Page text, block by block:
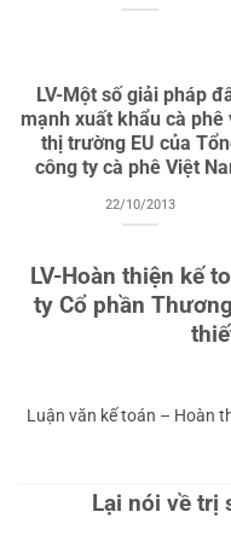
LV-Một số giải pháp
mạnh xuất khẩu cà phê
thị trường EU của
công ty cà phê Việt
22/10/2013
LV-Hoàn thiện kế
ty Cổ phần
Luận văn kế toán – Hoàn
Lại nói về trị